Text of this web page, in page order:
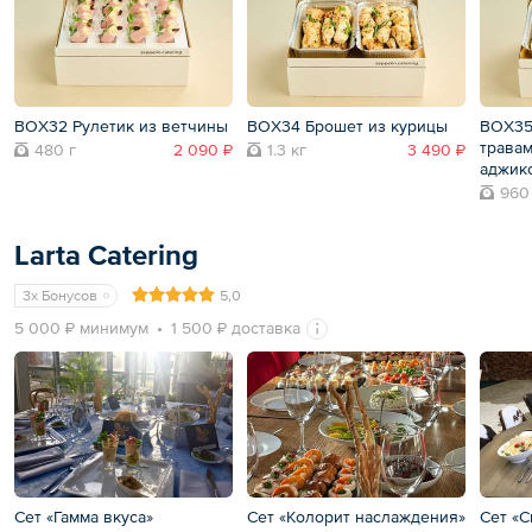
BOX32 Рулетик из ветчины
480 г
2 090 ₽
BOX34 Брошет из курицы
1.3 кг
3 490 ₽
960
Larta Catering
3x Бонусов 5,0
5 000 ₽ минимум 1 500 ₽ доставка
Сет «Гамма вкуса»
Сет «Колорит наслаждения»
Сет